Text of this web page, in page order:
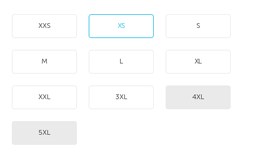
XXS XS S
M L XL
XXL 3XL 4XL
5XL